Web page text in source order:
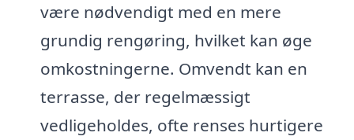
være nødvendigt med en mere
grundig rengøring, hvilket kan øge
omkostningerne. Omvendt kan en
terrasse, der regelmæssigt
vedligeholdes, ofte renses hurtigere